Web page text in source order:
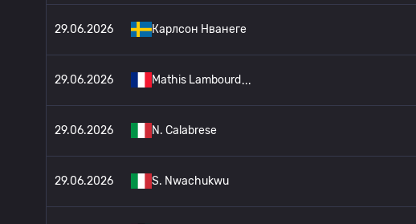
29.06.2026 Карлсон Нванеге
29.06.2026 Mathis Lambourd
29.06.2026 N. Calabrese
29.06.2026 S. Nwachukwu